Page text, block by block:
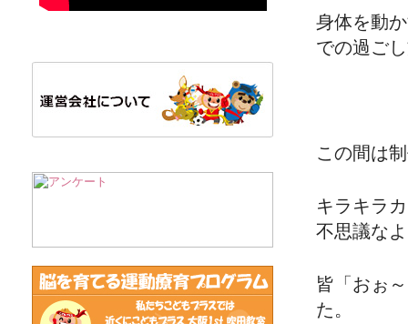
身体を動
での過ご
この間は
キラキラ
不思議な
皆「おぉ
た。